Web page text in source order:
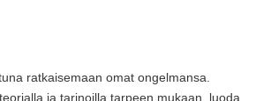
ratkaisemaan omat ongelmansa.
ja tarinoilla tarpeen mukaan, luoda